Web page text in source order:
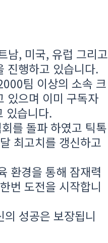
남, 미국, 유럽 그리고
진행하고 있습니다.
팀 이상의 소속 크
있으며 이미 구독자
있습니다.
를 돌파 하였고 틱톡
최고치를 갱신하고
환경을 통해 잠재력
번 도전을 시작합니
성공은 보장됩니